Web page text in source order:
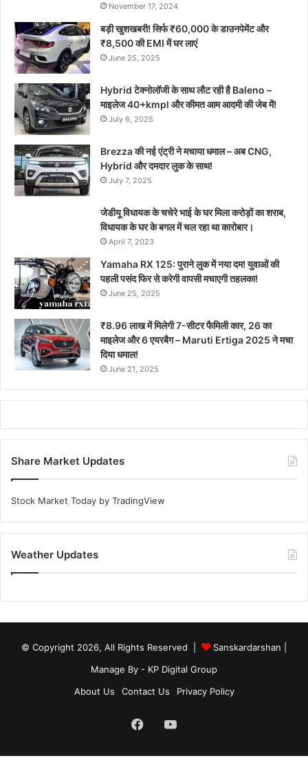
November 17, 2024
बड़ी खुशखबरी! सिर्फ ₹60,000 के डाउनपेमेंट और
₹8,500 की EMI में घर लाएं
June 25, 2025
Hybrid टेक्नोलॉजी के साथ लौट रही है Baleno –
माइलेज 40+kmpl और कीमत आम आदमी की जेब में!
July 6, 2025
Brezza की नई एंट्री ने मचाया धमाल – अब CNG,
Hybrid और दमदार लुक के साथ!
July 7, 2025
जेडीयू विधायक के चचेरे भाई के घर मिला करोड़ों का शराब,
विधायक के घर के बगल में चल रहा था कारोबार।
April 7, 2023
Yamaha RX 125: पुराने लुक में नया दम! युवाओं की
पहली पसंद फिर से करेगी वापसी मचाएगी तहलका!
June 25, 2025
₹8.96 लाख में मिलेगी 7-सीटर फैमिली कार, 26 का
माइलेज और 6 एयरबैग – Maruti Ertiga 2025 ने मचा
दिया धमाल!
June 21, 2025
Share Market Updates
Stock Market Today by TradingView
Weather Updates
© Copyright 2026, All Rights Reserved | Sanskardarshan
Manage By - KP Digital Group
About Us
Contact Us Privacy Policy
FacebookYouTube